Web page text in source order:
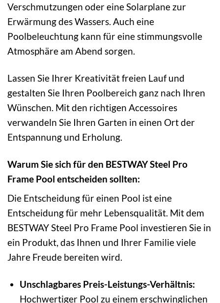
Verschmutzungen oder eine Solarplane zur
Erwärmung des Wassers. Auch eine
Poolbeleuchtung kann für eine stimmungsvolle
Atmosphäre am Abend sorgen.
Lassen Sie Ihrer Kreativität freien Lauf und
gestalten Sie Ihren Poolbereich ganz nach Ihren
Wünschen. Mit den richtigen Accessoires
verwandeln Sie Ihren Garten in einen Ort der
Entspannung und Erholung.
Warum Sie sich für den BESTWAY Steel Pro
Frame Pool entscheiden sollten:
Die Entscheidung für einen Pool ist eine
Entscheidung für mehr Lebensqualität. Mit dem
BESTWAY Steel Pro Frame Pool investieren Sie in
ein Produkt, das Ihnen und Ihrer Familie viele
Jahre Freude bereiten wird.
Unschlagbares Preis-Leistungs-Verhältnis:
Hochwertiger Pool zu einem erschwinglichen